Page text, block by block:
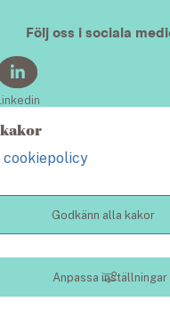
cookiepolicy
Godkänn alla kakor
Anpassa inställningar
Följ oss i sociala
- en webbplats inom